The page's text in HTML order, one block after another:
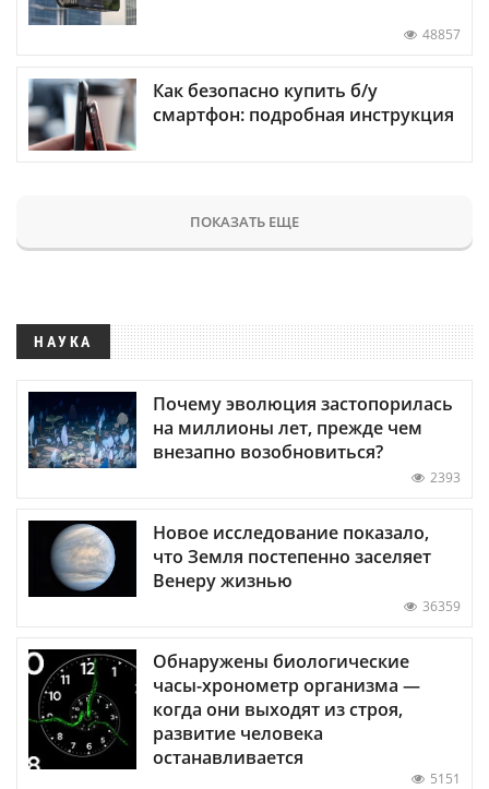
48857
Как безопасно купить б/у
смартфон: подробная инструкция
ПОКАЗАТЬ ЕЩЕ
НАУКА
Почему эволюция застопорилась
на миллионы лет, прежде чем
внезапно возобновиться?
2393
Новое исследование показало,
что Земля постепенно заселяет
Венеру жизнью
36359
Обнаружены биологические
часы-хронометр организма —
когда они выходят из строя,
развитие человека
останавливается
5151